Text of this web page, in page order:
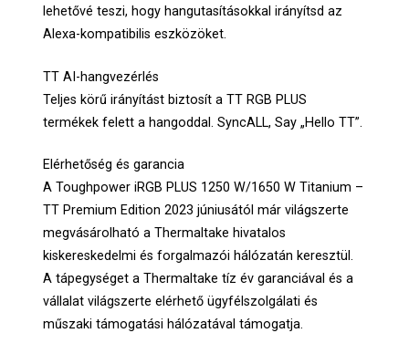
lehetővé teszi, hogy hangutasításokkal irányítsd az
Alexa-kompatibilis eszközöket.
TT AI-hangvezérlés
Teljes körű irányítást biztosít a TT RGB PLUS
termékek felett a hangoddal. SyncALL, Say „Hello TT”.
Elérhetőség és garancia
A Toughpower iRGB PLUS 1250 W/1650 W Titanium –
TT Premium Edition 2023 júniusától már világszerte
megvásárolható a Thermaltake hivatalos
kiskereskedelmi és forgalmazói hálózatán keresztül.
A tápegységet a Thermaltake tíz év garanciával és a
vállalat világszerte elérhető ügyfélszolgálati és
műszaki támogatási hálózatával támogatja.